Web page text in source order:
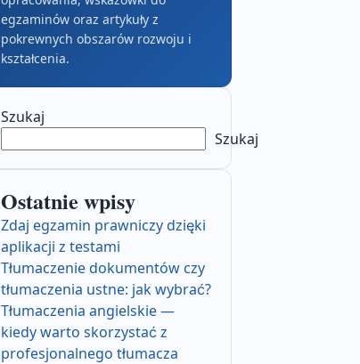
egzaminów oraz artykuły z
pokrewnych obszarów rozwoju i
kształcenia.
Szukaj
Szukaj
Ostatnie wpisy
Zdaj egzamin prawniczy dzięki
aplikacji z testami
Tłumaczenie dokumentów czy
tłumaczenia ustne: jak wybrać?
Tłumaczenia angielskie —
kiedy warto skorzystać z
profesjonalnego tłumacza